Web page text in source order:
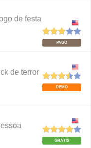
de festa
PAGO
de terror
DEMO
GRÁTIS